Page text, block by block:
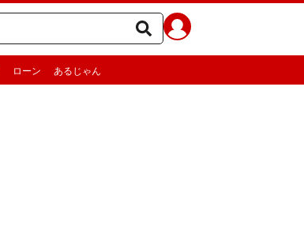
ローン あるじゃん